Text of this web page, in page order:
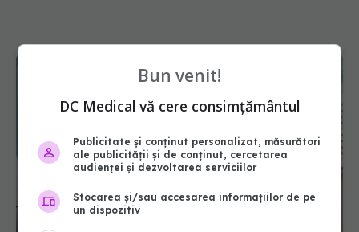
Bun venit!
DC Medical vă cere consimțământul
Publicitate și conținut personalizat, măsurători
ale publicității și de conținut, cercetarea
audienței și dezvoltarea serviciilor
Stocarea și/sau accesarea informațiilor de pe
un dispozitiv